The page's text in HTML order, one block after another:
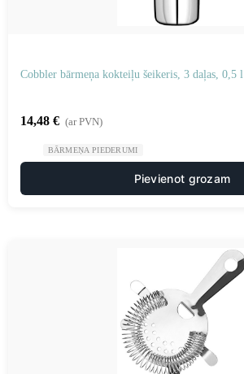
Cobbler bārmeņa kokteiļu šeikeris, 3 daļas, 0,5 l
14,48 € (ar PVN)
BĀRMEŅA PIEDERUMI
Pievienot grozam